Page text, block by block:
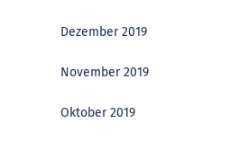
Dezember 2019
November 2019
Oktober 2019